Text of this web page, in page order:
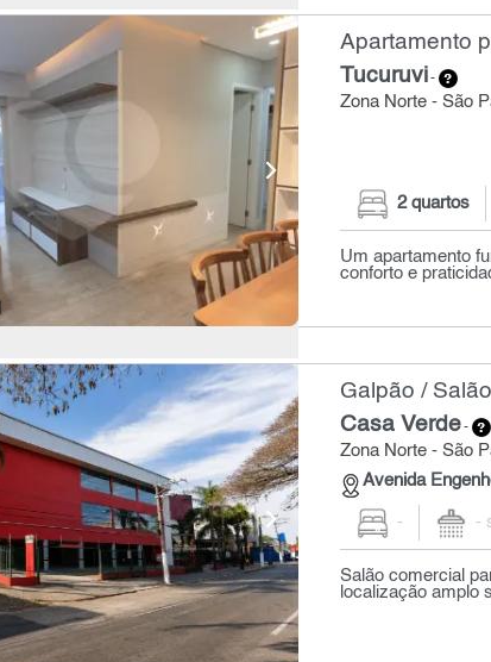
Apartamento
Tucuruvi-
Zona Norte - São
2 quartos
Um apartamento
conforto e
Galpão /
Casa Verde-
Zona Norte - São
Avenida
- -
Salão comercial
localização amplo